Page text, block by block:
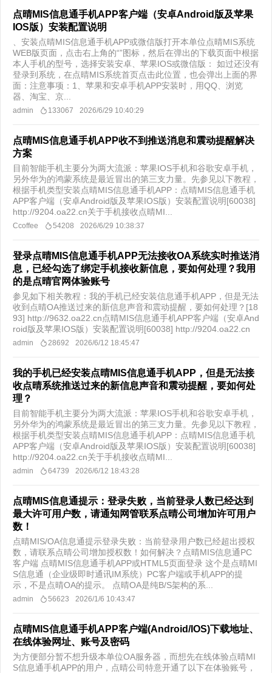
点晴MIS信息通手机APP客户端（安卓Android版及苹果
IOS版）安装配置说明
、安装点晴MIS信息通手机APP或微信版打开本单位点晴MIS系统
WEB版页面，点击右上角的“”图标，然后在弹出的下载页面中根据
本人手机的型号，选择安装安卓、苹果IOS或微信版： 如过还没有
登录到系统，在点晴MIS系统首页点击此位置，也会弹出上面的界
面：注意事项：1、苹果和安卓手机APP安装时，用QQ、浏览
器、淘宝、京...
admin 133067 2026/6/29 10:40:29
点晴MIS信息通手机APP收不到推送消息和震动提醒解决
方案
目前智能手机主要分为两大流派：苹果IOS手机和谷歌安卓手机，
另外华为的鸿蒙系统是最近冒出的第三支力量。先参见以下教程，
根据手机类型安装点晴MIS信息通手机APP：点晴MIS信息通手机
APP客户端（安卓Android版及苹果IOS版）安装配置说明[60038]
http://9204.oa22.cn关于手机接收点晴MI...
Ccoffee 54208 2026/6/29 10:38:37
登录点晴MIS信息通手机APP无法接收OA系统实时推送消
息，已经勾选了绑定手机接收新信息，要如何处理？我用
的是点晴官网体验账号
参见如下相关教程：我的手机已经安装信息通手机APP，但是无法
收到点晴OA推送过来的新信息声音和震动提醒，要如何处理？[18
93] http://9632.oa22.cn点晴MIS信息通手机APP客户端（安卓And
roid版及苹果IOS版）安装配置说明[60038] http://9204.oa22.cn
admin 28692 2026/6/12 18:45:47
我的手机已经安装点晴MIS信息通手机APP，但是无法接
收点晴系统推送过来的新信息声音和震动提醒，要如何处
理？
目前智能手机主要分为两大流派：苹果IOS手机和谷歌安卓手机，
另外华为的鸿蒙系统是最近冒出的第三支力量。先参见以下教程，
根据手机类型安装点晴MIS信息通手机APP：点晴MIS信息通手机
APP客户端（安卓Android版及苹果IOS版）安装配置说明[60038]
http://9204.oa22.cn关于手机接收点晴MI...
admin 64739 2026/6/12 18:43:28
点晴MIS信息通提示：登录失败，当前登录人数已经达到
最大许可用户数，请通知网管联系点晴公司增加许可用户
数！
点晴MIS/OA信息通提示登录失败：当前登录用户数已经超出授权
数，请联系点晴公司增加授权数！如何解决？​点晴MIS信息通PC
客户端 点晴MIS信息通手机APP或HTML5页面登录 这个是点晴MI
S信息通（企业级即时通讯IM系统）PC客户端或手机APP的提
示，不是点晴OA的提示。 点晴OA是纯B/S架构的系...
admin 56623 2026/1/6 10:43:47
点晴MIS信息通手机APP客户端(Android/IOS)下载地址、
在线体验网址、账号及密码
为方便部分暂不想升级本单位OA服务器，而想先在线体验点晴MI
S信息通手机APP的用户，点晴公司特意开通了以下在体验账号，